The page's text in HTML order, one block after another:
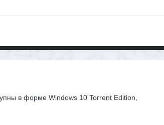
в форме Windows 10 Torrent Edition,